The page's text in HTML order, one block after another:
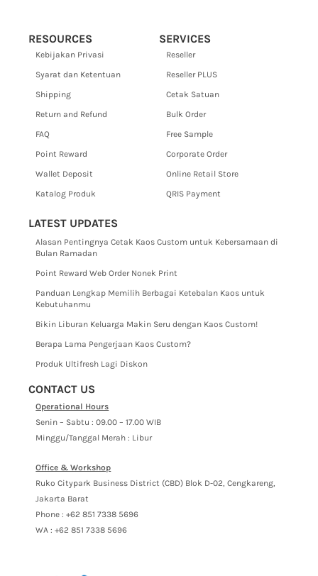
RESOURCES SERVICES
LATEST UPDATES
CONTACT US
Kebijakan Privasi
Syarat dan Ketentuan
Shipping
Return and Refund
FAQ
Point Reward
Wallet Deposit
Katalog Produk
Reseller
Reseller PLUS
Cetak Satuan
Bulk Order
Free Sample
Corporate Order
Online Retail Store
QRIS Payment
Alasan Pentingnya Cetak Kaos Custom untuk Kebersamaan di
Bulan Ramadan
Point Reward Web Order Nonek Print
Panduan Lengkap Memilih Berbagai Ketebalan Kaos untuk
Kebutuhanmu
Bikin Liburan Keluarga Makin Seru dengan Kaos Custom!
Berapa Lama Pengerjaan Kaos Custom?
Produk Ultifresh Lagi Diskon
Operational Hours
Senin – Sabtu : 09.00 – 17.00 WIB
Minggu/Tanggal Merah : Libur
Office & Workshop
Ruko Citypark Business District (CBD) Blok D-02, Cengkareng,
Jakarta Barat
Phone : +62 851 7338 5696
WA : +62 851 7338 5696